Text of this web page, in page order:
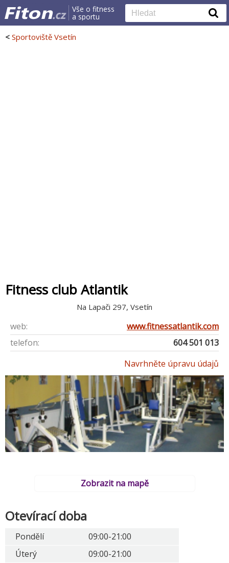
Vše o fitness
a sportu
< Sportoviště Vsetín
Fitness club Atlantik
Na Lapači 297, Vsetín
web:
www.fitnessatlantik.com
telefon:
604 501 013
Navrhněte úpravu údajů
Zobrazit na mapě
Otevírací doba
Pondělí
09:00-21:00
Úterý
09:00-21:00